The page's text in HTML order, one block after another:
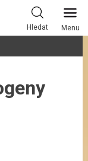
Hledat Menu